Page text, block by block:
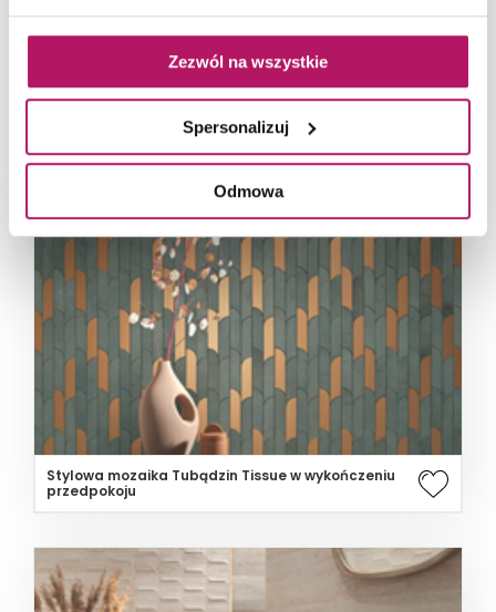
Zezwól na wszystkie
Spersonalizuj
Odmowa
Beżowa struktura i kamień Tubądzin Tissue
Stylowa mozaika Tubądzin Tissue w wykończeniu
przedpokoju